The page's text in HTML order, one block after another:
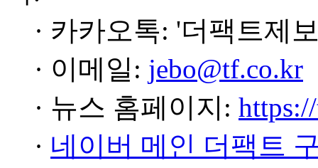
· 카카오톡: '더팩트제
· 이메일: jebo@tf.co.kr
· 뉴스 홈페이지:
· 네이버 메인 더팩트